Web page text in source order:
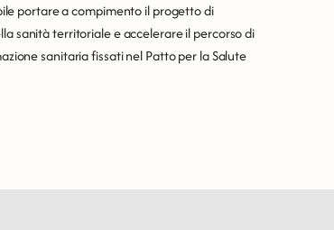
portare a compimento il progetto di
sanità territoriale e accelerare il percorso di
sanitaria fissati nel Patto per la Salute